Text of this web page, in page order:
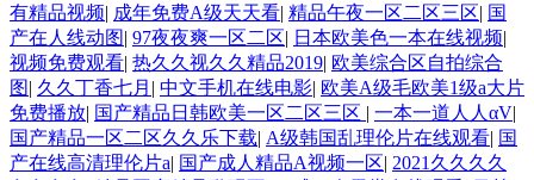
有精品视频| 成年免费A级天天看| 精品午夜一区二区三区| 国
产在人线动图| 97夜夜爽一区二区| 日本欧美色一本在线视频|
视频免费观看| 热久久视久久精品2019| 欧美综合区自拍综合
图| 久久丁香七月 | 中文手机在线电影| 欧美A级毛欧美1级a大片
免费播放| 国产精品日韩欧美一区二区三区 | 一本一道人人αV|
国产精品一区二区久久乐下载| A级韩国乱理伦片在线观看| 国
产在线高清理伦片a| 国产成人精品A视频一区| 2021久久久久